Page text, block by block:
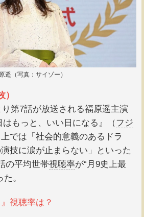
遥（写真：サイゾー）
第7話が放送される福原遥主演
はもっと、いい日になる』（フジ
では「社会的意義のあるドラ
技に涙が止まらない」といった
の平均世帯視聴率が“月9史上最
。
視聴率は？